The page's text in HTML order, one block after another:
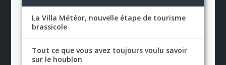
La Villa Météor, nouvelle étape de tourisme
brassicole
Tout ce que vous avez toujours voulu savoir
sur le houblon